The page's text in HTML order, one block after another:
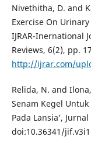
Nivethitha, D. and
Exercise On
IJRAR-Inernational
Reviews, 6(2), pp.
http://ijrar.com/
Relida, N. and
Senam Kegel
Pada Lansia’,
doi:10.36341/